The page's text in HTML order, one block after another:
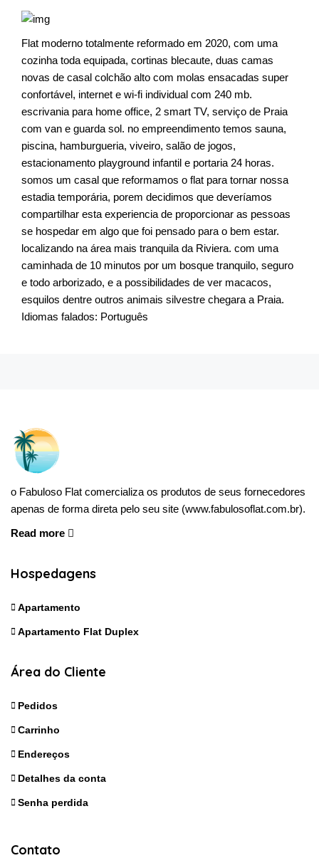
Flat moderno totalmente reformado em 2020, com uma
cozinha toda equipada, cortinas blecaute, duas camas
novas de casal colchão alto com molas ensacadas super
confortável, internet e wi-fi individual com 240 mb.
escrivania para home office, 2 smart TV, serviço de Praia
com van e guarda sol. no empreendimento temos sauna,
piscina, hamburgueria, viveiro, salão de jogos,
estacionamento playground infantil e portaria 24 horas.
somos um casal que reformamos o flat para tornar nossa
estadia temporária, porem decidimos que deveríamos
compartilhar esta experiencia de proporcionar as pessoas
se hospedar em algo que foi pensado para o bem estar.
localizando na área mais tranquila da Riviera. com uma
caminhada de 10 minutos por um bosque tranquilo, seguro
e todo arborizado, e a possibilidades de ver macacos,
esquilos dentre outros animais silvestre chegara a Praia.
Idiomas falados: Português
o Fabuloso Flat comercializa os produtos de seus fornecedores
apenas de forma direta pelo seu site (www.fabulosoflat.com.br).
Read more
Hospedagens
Apartamento
Apartamento Flat Duplex
Área do Cliente
Pedidos
Carrinho
Endereços
Detalhes da conta
Senha perdida
Contato